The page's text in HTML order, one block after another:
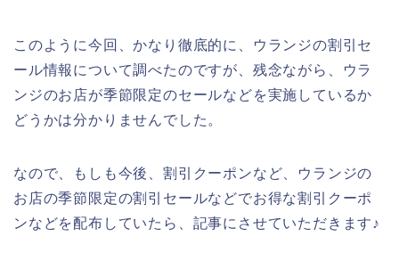
このように今回、かなり徹底的に、ウランジの割引セ
ール情報について調べたのですが、残念ながら、ウラ
ンジのお店が季節限定のセールなどを実施しているか
どうかは分かりませんでした。
なので、もしも今後、割引クーポンなど、ウランジの
お店の季節限定の割引セールなどでお得な割引クーポ
ンなどを配布していたら、記事にさせていただきます♪